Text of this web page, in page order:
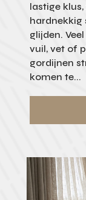
lastige
hardnekkig
glijden.
vuil, vet of
gordijnen
komen te...